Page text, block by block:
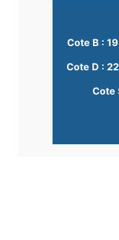
Cote B :
Cote D :
Cote